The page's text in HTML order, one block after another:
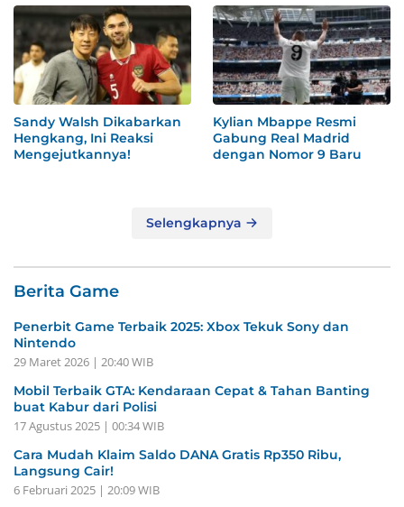
Sandy Walsh Dikabarkan
Hengkang, Ini Reaksi
Mengejutkannya!
Kylian Mbappe Resmi
Gabung Real Madrid
dengan Nomor 9 Baru
Selengkapnya
Berita Game
Penerbit Game Terbaik 2025: Xbox Tekuk Sony dan
Nintendo
29 Maret 2026 | 20:40 WIB
Mobil Terbaik GTA: Kendaraan Cepat & Tahan Banting
buat Kabur dari Polisi
17 Agustus 2025 | 00:34 WIB
Cara Mudah Klaim Saldo DANA Gratis Rp350 Ribu,
Langsung Cair!
6 Februari 2025 | 20:09 WIB